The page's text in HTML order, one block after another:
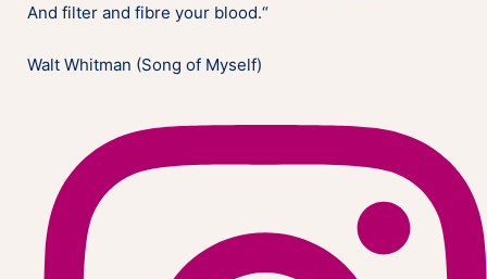
And filter and fibre your blood.“
Walt Whitman (Song of Myself)